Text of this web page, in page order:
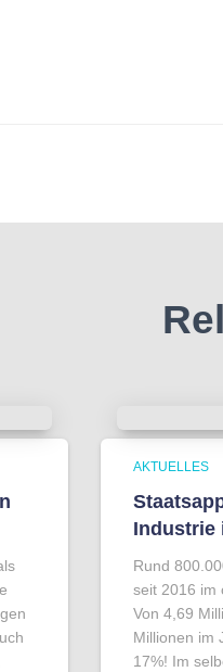
AKTUELLES
Industrie
Rund
seit 2016 im
Von 4,69
Millionen im
17%! Im